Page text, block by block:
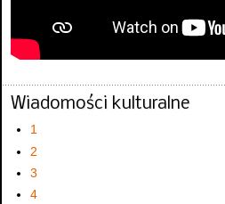
Wiadomości kulturalne
1
2
3
4